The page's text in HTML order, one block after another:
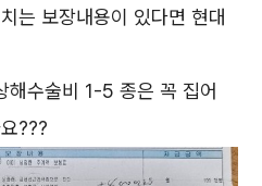
는 보장내용이 있다면 현대
해수술비 1-5 종은 꼭 집어
???